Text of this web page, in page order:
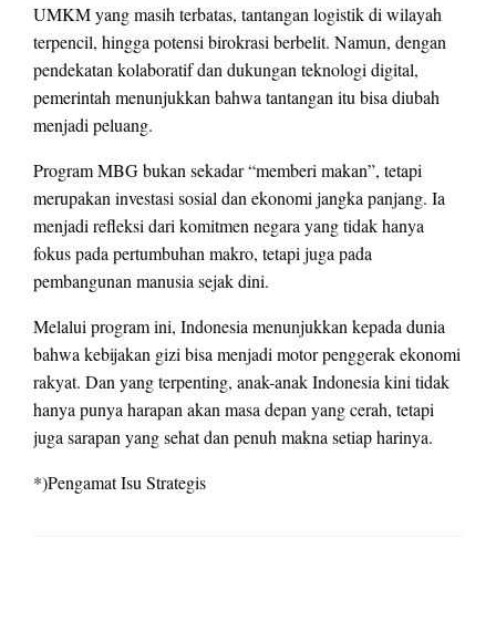
UMKM yang masih terbatas, tantangan logistik di wilayah
terpencil, hingga potensi birokrasi berbelit. Namun, dengan
pendekatan kolaboratif dan dukungan teknologi digital,
pemerintah menunjukkan bahwa tantangan itu bisa diubah
menjadi peluang.
Program MBG bukan sekadar “memberi makan”, tetapi
merupakan investasi sosial dan ekonomi jangka panjang. Ia
menjadi refleksi dari komitmen negara yang tidak hanya
fokus pada pertumbuhan makro, tetapi juga pada
pembangunan manusia sejak dini.
Melalui program ini, Indonesia menunjukkan kepada dunia
bahwa kebijakan gizi bisa menjadi motor penggerak ekonomi
rakyat. Dan yang terpenting, anak-anak Indonesia kini tidak
hanya punya harapan akan masa depan yang cerah, tetapi
juga sarapan yang sehat dan penuh makna setiap harinya.
*)Pengamat Isu Strategis